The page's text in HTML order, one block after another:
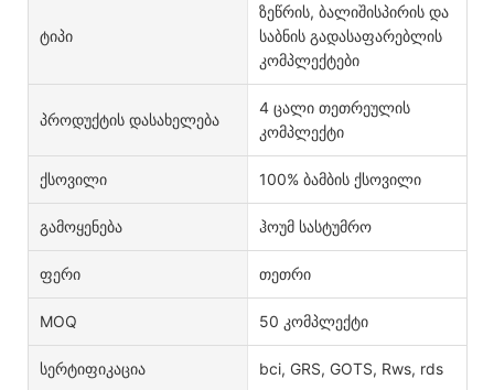
Ტიპი
ზეწრის, ბალიშისპირის და
საბნის გადასაფარებლის
კომპლექტები
Პროდუქტის Დასახელება
4 ცალი თეთრეულის
კომპლექტი
Ქსოვილი 100% ბამბის ქსოვილი
Გამოყენება ჰოუმ სასტუმრო
Ფერი თეთრი
MOQ 50 კომპლექტი
Სერტიფიკაცია bci, GRS, GOTS, Rws, rds